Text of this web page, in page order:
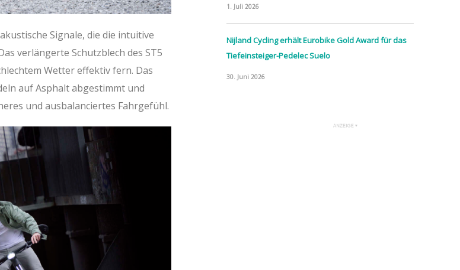
Signale, die die intuitive
verlängerte Schutzblech des ST5
Wetter effektiv fern. Das
auf Asphalt abgestimmt und
und ausbalanciertes Fahrgefühl.
1. Juli 2026
Nijland Cycling erhält Eurobike Gold Award für das
Tiefeinsteiger-Pedelec Suelo
30. Juni 2026